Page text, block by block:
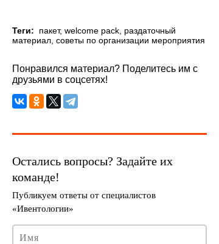
Теги: пакет, welcome pack раздаточный
материал советы по организации мероприятия
Понравился материал? Поделитесь им с
друзьями в соцсетях!